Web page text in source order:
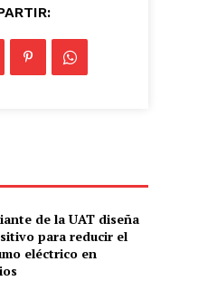
de la UAT diseña
para reducir el
eléctrico en